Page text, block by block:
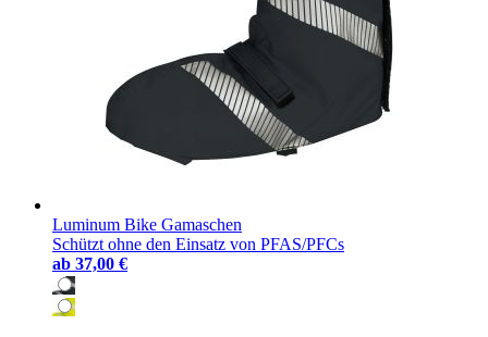
Luminum Bike Gamaschen
Schützt ohne den Einsatz von PFAS/PFCs
ab 37,00 €